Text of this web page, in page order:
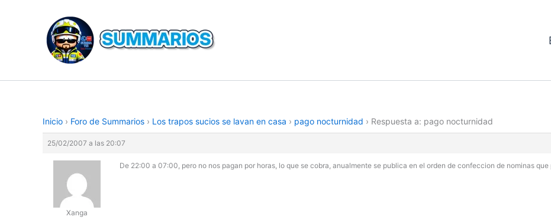
contenido
Inicio › Foro de Summarios › Los trapos sucios se lavan en casa › pago nocturnidad › Respuesta a: pago nocturnidad
25/02/2007 a las 20:07
Xanga
De 22:00 a 07:00, pero no nos pagan por horas, lo que se cobra, anualmente se publica en el orden de confeccion de nominas